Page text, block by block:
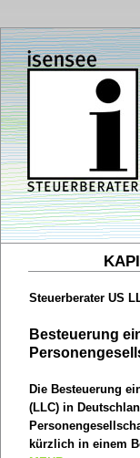
Steuerberater US
Besteuerung
Die Besteuerung
(LLC) in
kürzlich in einem